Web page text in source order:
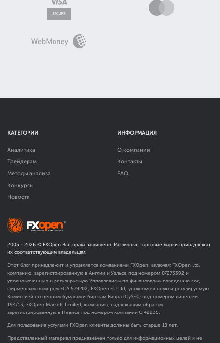
КАТЕГОРИИ
Аналитика
Трейдерам
Методы анализа
Конкурсы
Новости
ИНФОРМАЦИЯ
О компании
Контакты
FAQ
2005 - 2026 © FXOpen Все права защищены. Различные торговые марки принадлежат
их соответствующим владельцам.
Этот блог принадлежит и управляется компаниями FXOpen, включая: FXOpen Ltd,
компанию, зарегистрированную в Англии и Уэльсе под номером 07273392 и
уполномоченную и регулируемую Управлением по финансовому поведению под
фирменным номером FCA 579202; FXOpen EU Ltd, уполномоченную и регулируемую
Комиссией по ценным бумагам и биржам Кипра (CySEC) под номером лицензии
194/13; FXOpen Markets Limited, компанию, надлежащим образом
зарегистрированную в Невисе под номером компании C 42235.
Для пользования услугами FXOpen клиенты должны быть старше 18 лет.
Представленный материал предназначен только для информационных целей и не